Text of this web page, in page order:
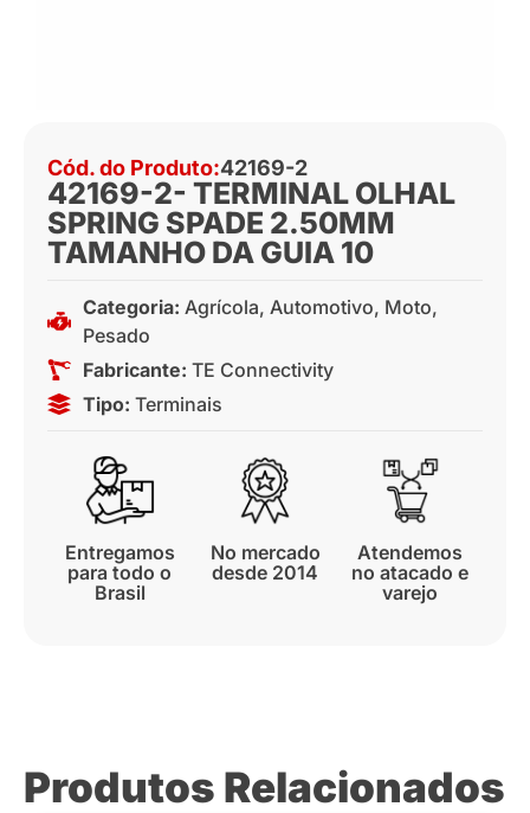
Cód. do Produto:42169-2
42169-2- TERMINAL OLHAL
SPRING SPADE 2.50MM
TAMANHO DA GUIA 10
Categoria: Agrícola, Automotivo, Moto,
Pesado
Fabricante: TE Connectivity
Tipo: Terminais
Entregamos
para todo o
Brasil
No mercado
desde 2014
Atendemos
no atacado e
varejo
Produtos Relacionados